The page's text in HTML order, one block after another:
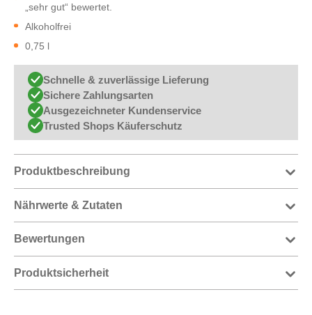
„sehr gut“ bewertet.
Alkoholfrei
0,75 l
Schnelle & zuverlässige Lieferung
Sichere Zahlungsarten
Ausgezeichneter Kundenservice
Trusted Shops Käuferschutz
Produktbeschreibung
Nährwerte & Zutaten
Bewertungen
Produktsicherheit